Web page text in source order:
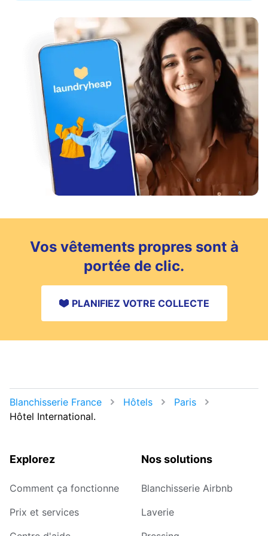
Vos vêtements propres sont à
portée de clic.
PLANIFIEZ VOTRE COLLECTE
Blanchisserie France Hôtels
Paris
Hôtel International.
Explorez
Comment ça fonctionne
Prix et services
Nos solutions
Blanchisserie Airbnb
Laverie